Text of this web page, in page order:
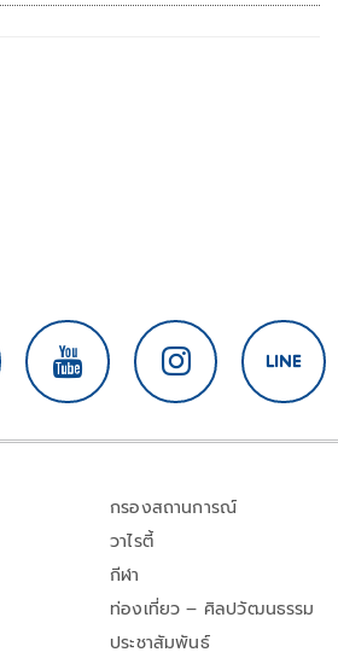
กรองสถานการณ์
วาไรตี้
กีฬา
ท่องเที่ยว – ศิลปวัฒนธรรม
ประชาสัมพันธ์